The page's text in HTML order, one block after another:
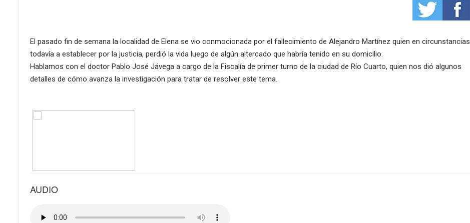
El pasado fin de semana la localidad de Elena se vio conmocionada por el fallecimiento de Alejandro Martínez quien en circunstancias
todavía a establecer por la justicia, perdió la vida luego de algún altercado que habría tenido en su domicilio.
Hablamos con el doctor Pablo José Jávega a cargo de la Fiscalía de primer turno de la ciudad de Río Cuarto, quien nos dió algunos
detalles de cómo avanza la investigación para tratar de resolver este tema.
AUDIO